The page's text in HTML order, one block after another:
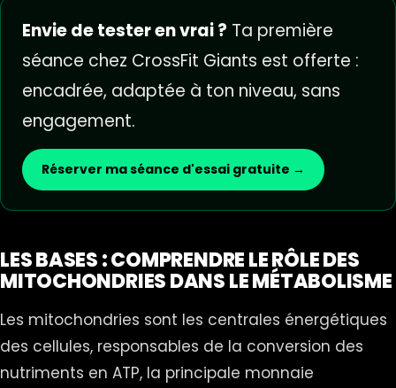
Envie de tester en vrai ? Ta première
séance chez CrossFit Giants est offerte :
encadrée, adaptée à ton niveau, sans
engagement.
Réserver ma séance d'essai gratuite →
LES BASES : COMPRENDRE LE RÔLE DES
MITOCHONDRIES DANS LE MÉTABOLISME
Les mitochondries sont les centrales énergétiques
des cellules, responsables de la conversion des
nutriments en ATP, la principale monnaie